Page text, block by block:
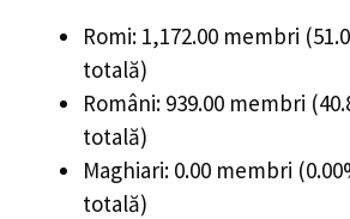
Romi: 1,172.00 membri
totală)
Români: 939.00 membri
totală)
Maghiari: 0.00 membri
totală)